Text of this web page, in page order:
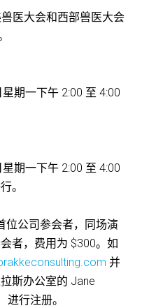
医大会和西部兽医大会
期一下午 2:00 至 4:00
期一下午 2:00 至 4:00
。
位公司参会者，同场演
者，费用为 $300。如
并
斯办公室的 Jane
行注册。